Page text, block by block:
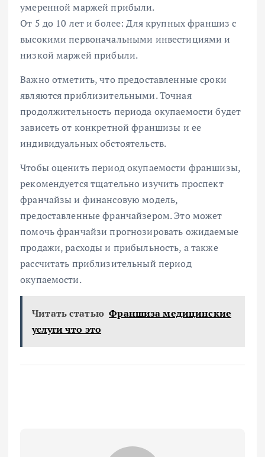
умеренной маржей прибыли.
От 5 до 10 лет и более: Для крупных франшиз с
высокими первоначальными инвестициями и
низкой маржей прибыли.
Важно отметить, что предоставленные сроки
являются приблизительными. Точная
продолжительность периода окупаемости будет
зависеть от конкретной франшизы и ее
индивидуальных обстоятельств.
Чтобы оценить период окупаемости франшизы,
рекомендуется тщательно изучить проспект
франчайзы и финансовую модель,
предоставленные франчайзером. Это может
помочь франчайзи прогнозировать ожидаемые
продажи, расходы и прибыльность, а также
рассчитать приблизительный период
окупаемости.
Читать статью Франшиза медицинские
услуги что это